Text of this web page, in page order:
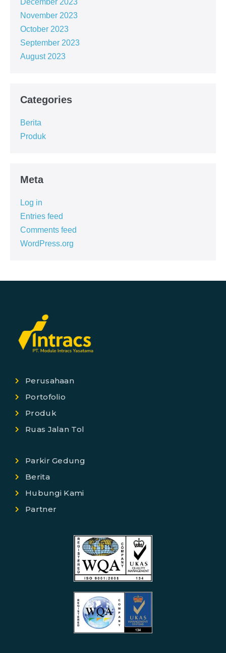
November 2023
October 2023
September 2023
August 2023
Categories
Berita
Produk
Meta
Log in
Entries feed
Comments feed
WordPress.org
Perusahaan
Portofolio
Produk
Ruas Jalan Tol
Parkir Gedung
Berita
Hubungi Kami
Partner